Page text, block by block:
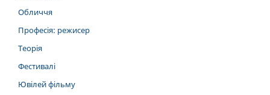
Обличчя
Професія: режисер
Теорія
Фестивалі
Ювілей фільму